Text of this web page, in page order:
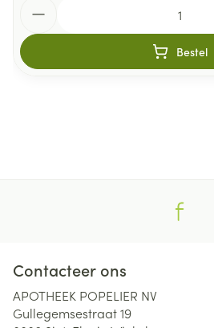
Bestel
Contacteer ons
APOTHEEK POPELIER NV
Gullegemsestraat 19